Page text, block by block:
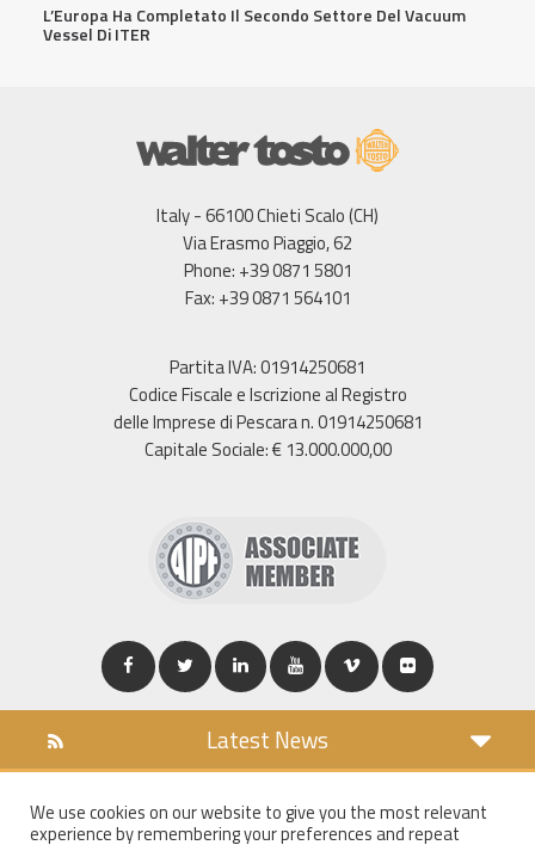
L’Europa Ha Completato Il Secondo Settore Del Vacuum
Vessel Di ITER
Italy - 66100 Chieti Scalo (CH)
Via Erasmo Piaggio, 62
Phone: +39 0871 5801
Fax: +39 0871 564101
Partita IVA: 01914250681
Codice Fiscale e Iscrizione al Registro
delle Imprese di Pescara n. 01914250681
Capitale Sociale: € 13.000.000,00
Latest News
COOKIES POLICY
We use cookies on our website to give you the most relevant
experience by remembering your preferences and repeat